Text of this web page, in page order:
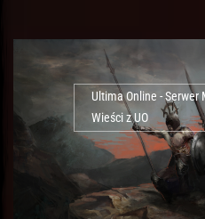
Ultima Online - Serwer
Wieści z UO